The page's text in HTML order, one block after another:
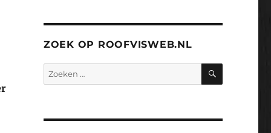
ZOEK OP ROOFVISWEB.NL
Zoeken
naar:
ZOEKEN